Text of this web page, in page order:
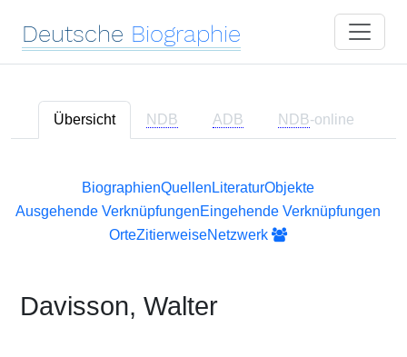
Deutsche Biographie
Übersicht NDB ADB NDB-online
BiographienQuellen LiteraturObjekte
Ausgehende VerknüpfungenEingehende Verknüpfungen
OrteZitierweiseNetzwerk
Davisson, Walter